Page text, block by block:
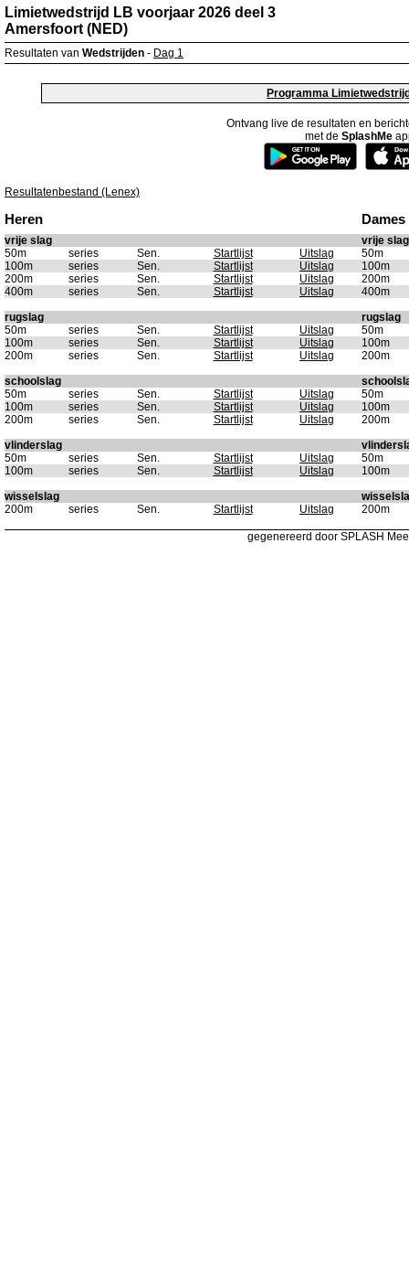
Limietwedstrijd LB voorjaar 2026 deel 3
Amersfoort (NED)
Resultaten van Wedstrijden - Dag 1
Programma
Ontvang live de resultaten en
met de SplashMe
Resultatenbestand (Lenex)
Heren Dames
vrije slag
vrije slag
50m
series Sen. Startlijst Uitslag
50m
100m
series Sen. Startlijst Uitslag
100m
200m
series Sen. Startlijst Uitslag
200m
400m
series Sen. Startlijst Uitslag
400m
rugslag
rugslag
50m
series Sen. Startlijst Uitslag
50m
100m
series Sen. Startlijst Uitslag
100m
200m
series Sen. Startlijst Uitslag
200m
schoolslag
50m
series Sen. Startlijst Uitslag
50m
100m
series Sen. Startlijst Uitslag
100m
200m
series Sen. Startlijst Uitslag
200m
vlinderslag
50m
series Sen. Startlijst Uitslag
50m
100m
series Sen. Startlijst Uitslag
100m
wisselslag
200m
series Sen. Startlijst Uitslag 200m
gegenereerd door SPLASH